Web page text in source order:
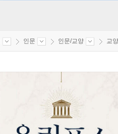
인문 인문/교양 교